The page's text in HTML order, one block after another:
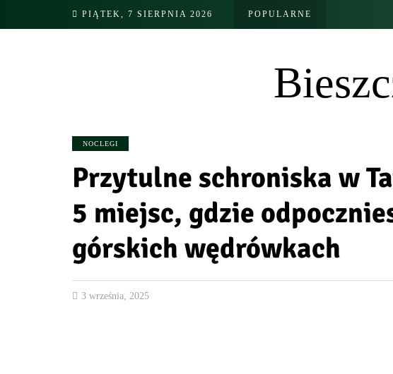
PIĄTEK, 7 SIERPNIA 2026 POPULARNE
NOCLEGI
Przytulne schroniska w
5 miejsc, gdzie
górskich wędrówkach
3 września, 2025